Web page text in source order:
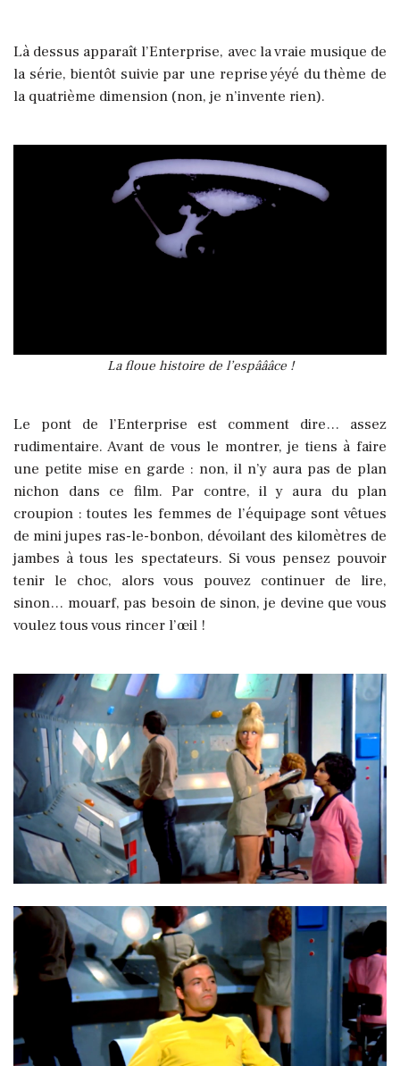
Là dessus apparaît l’Enterprise, avec la vraie musique de
la série, bientôt suivie par une reprise yéyé du thème de
la quatrième dimension (non, je n’invente rien).
La floue histoire de l’espâââce !
Le pont de l’Enterprise est comment dire… assez
rudimentaire. Avant de vous le montrer, je tiens à faire
une petite mise en garde : non, il n’y aura pas de plan
nichon dans ce film. Par contre, il y aura du plan
croupion : toutes les femmes de l’équipage sont vêtues
de mini jupes ras-le-bonbon, dévoilant des kilomètres de
jambes à tous les spectateurs. Si vous pensez pouvoir
tenir le choc, alors vous pouvez continuer de lire,
sinon… mouarf, pas besoin de sinon, je devine que vous
voulez tous vous rincer l’œil !